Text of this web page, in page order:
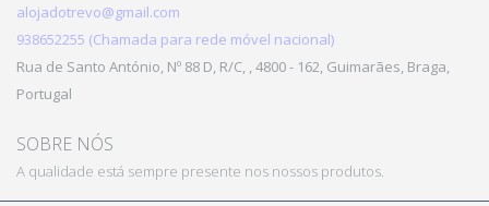
alojadotrevo@gmail.com
938652255 (Chamada para rede móvel nacional)
Rua de Santo António, Nº 88 D, R/C, , 4800 - 162, Guimarães, Braga,
Portugal
SOBRE NÓS
A qualidade está sempre presente nos nossos produtos.